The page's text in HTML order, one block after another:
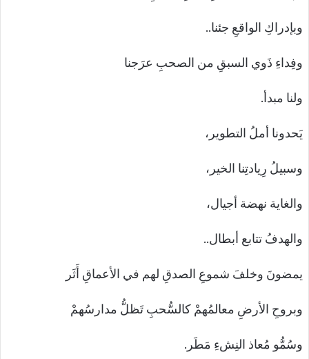
وبإدراكِ الواقعِ جئنا..
وفِداءِ ذَوي السبقِ من الصحبِ عرَجنا
ولنا مبدأ.
يَحدونا أملُ التطوير،
وسبيلُ رِيادتِنا الخير،
والغاية نهضة أجيال،
والهدفُ تتابع أبطال..
يمضونَ وخلفَ شموعِ الصدقِ لهم في الأعماقِ أَثَر
وبروحِ الأرضِ معالمُهمْ كالسُّحبِ تَظلُّ مدارسُهمْ
وسُمُّو مُعاذ النِشءِ مَطَر.